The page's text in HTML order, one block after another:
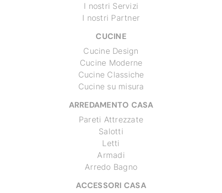
I nostri Servizi
I nostri Partner
CUCINE
Cucine Design
Cucine Moderne
Cucine Classiche
Cucine su misura
ARREDAMENTO CASA
Pareti Attrezzate
Salotti
Letti
Armadi
Arredo Bagno
ACCESSORI CASA